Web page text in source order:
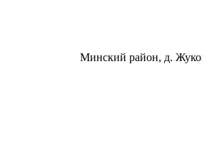
Минский район, д.